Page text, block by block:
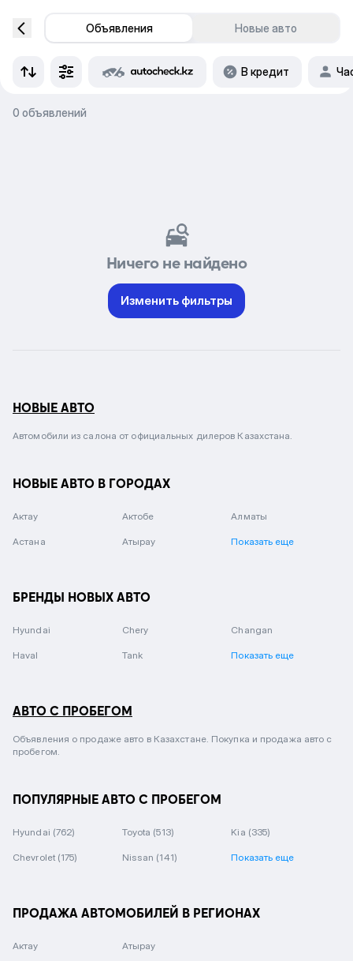
Объявления Новые авто
В кредит
0 объявлений
Ничего не найдено
Изменить фильтры
НОВЫЕ АВТО
Автомобили из салона от официальных дилеров Казахстана.
НОВЫЕ АВТО В ГОРОДАХ
Актау Актобе Алматы
Астана Атырау Показать еще
БРЕНДЫ НОВЫХ АВТО
Hyundai Chery Changan
Haval Tank Показать еще
АВТО С ПРОБЕГОМ
Объявления о продаже авто в Казахстане. Покупка и продажа авто с
пробегом.
ПОПУЛЯРНЫЕ АВТО С ПРОБЕГОМ
Hyundai (762) Toyota (513) Kia (335)
Chevrolet (175) Nissan (141) Показать еще
ПРОДАЖА АВТОМОБИЛЕЙ В РЕГИОНАХ
Актау Атырау